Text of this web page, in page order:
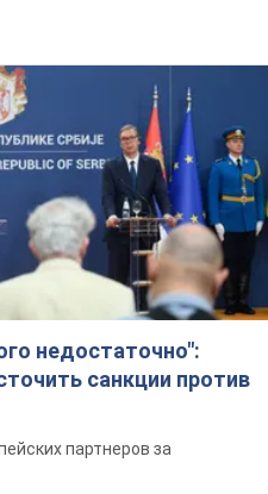
недостаточно":
санкции против
партнеров за